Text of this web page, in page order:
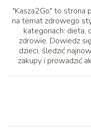
"Kasza2Go" to strona
na temat zdrowego
kategoriach: dieta,
zdrowie. Dowiedz
dzieci, śledzić
zakupy i prowadzić